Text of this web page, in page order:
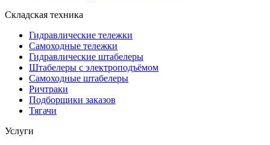
Складская техника
Гидравлические тележки
Самоходные тележки
Гидравлические штабелеры
Штабелеры с электроподъёмом
Самоходные штабелеры
Ричтраки
Подборщики заказов
Тягачи
Услуги